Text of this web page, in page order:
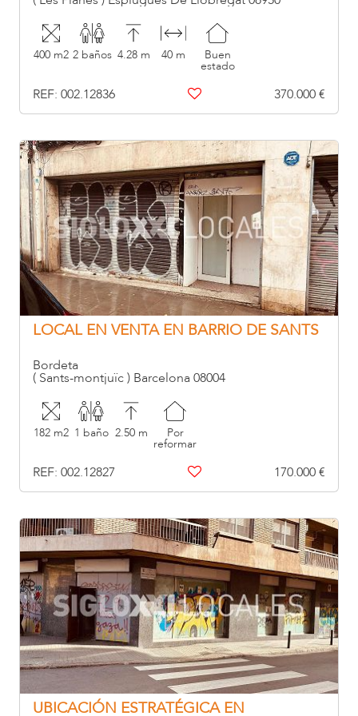
400 m2 2 baños 4.28 m 40 m Buen
estado
REF: 002.12836 370.000 €
LOCAL EN VENTA EN BARRIO DE SANTS
Bordeta
( Sants-montjuïc ) Barcelona 08004
182 m2 1 baño 2.50 m Por
reformar
REF: 002.12827 170.000 €
UBICACIÓN ESTRATÉGICA EN